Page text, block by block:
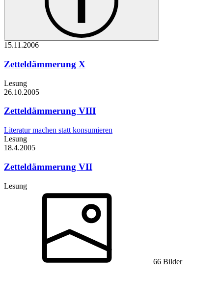
15.11.2006
Zetteldämmerung X
Lesung
26.10.2005
Zetteldämmerung VIII
Literatur machen statt konsumieren
Lesung
18.4.2005
Zetteldämmerung VII
Lesung
66 Bilder